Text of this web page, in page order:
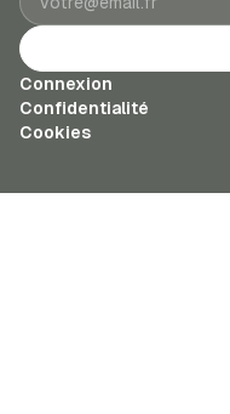
Connexion
Confidentialité
Cookies